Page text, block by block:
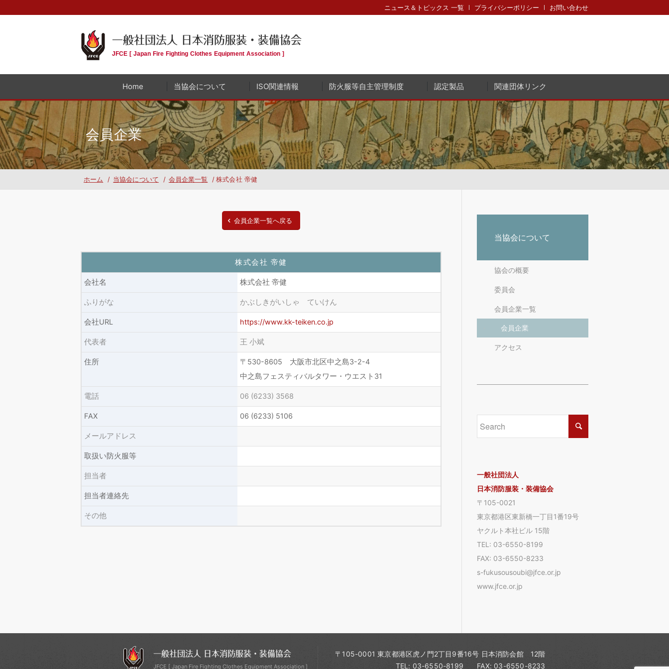
ニュース＆トピックス 一覧 プライバシーポリシー お問い合わせ
一般社団法人 日本消防服装・装備協会
JFCE [ Japan Fire Fighting Clothes Equipment Association ]
Home 当協会について ISO関連情報 防火服等自主管理制度 認定製品 関連団体リンク
会員企業
ホーム / 当協会について / 会員企業一覧 / 株式会社 帝健
会員企業一覧へ戻る
株式会社 帝健
会社名 株式会社 帝健
ふりがな かぶしきがいしゃ ていけん
会社URL https://www.kk-teiken.co.jp
代表者 王 小斌
住所
〒530-8605 大阪市北区中之島3-2-4
中之島フェスティバルタワー・ウエスト31
電話 06 (6233) 3568
FAX 06 (6233) 5106
メールアドレス
取扱い防火服等
担当者
担当者連絡先
その他
当協会について
協会の概要
委員会
会員企業一覧
会員企業
アクセス
一般社団法人
日本消防服装・装備協会
〒105-0021
東京都港区東新橋一丁目1番19号
ヤクルト本社ビル 15階
TEL: 03-6550-8199
FAX: 03-6550-8233
s-fukusousoubi@jfce.or.jp
www.jfce.or.jp
一般社団法人 日本消防服装・装備協会
JFCE [ Japan Fire Fighting Clothes Equipment Association ]
〒105-0001 東京都港区虎ノ門2丁目9番16号 日本消防会館 12階
TEL: 03-6550-8199
FAX: 03-6550-8233